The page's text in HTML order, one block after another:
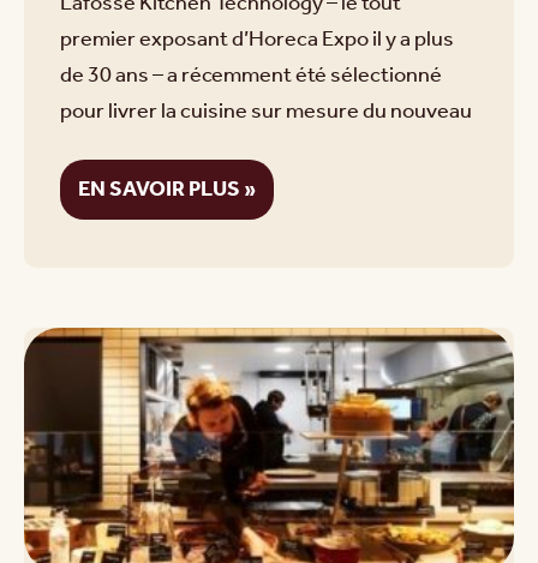
premier exposant d’Horeca Expo il y a plus
de 30 ans – a récemment été sélectionné
pour livrer la cuisine sur mesure du nouveau
EN SAVOIR PLUS »